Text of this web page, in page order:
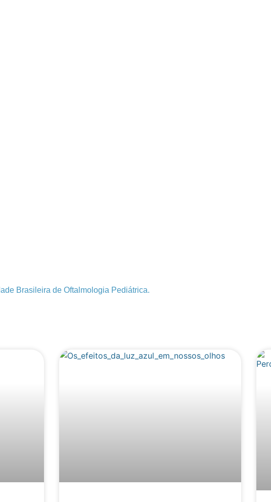
Brasileira de Oftalmologia Pediátrica.